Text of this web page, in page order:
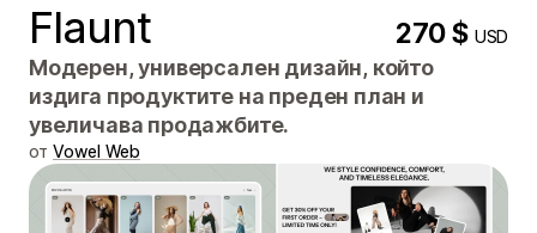
Flaunt 270 $USD
Модерен, универсален дизайн, който
издига продуктите на преден план и
увеличава продажбите.
от Vowel Web